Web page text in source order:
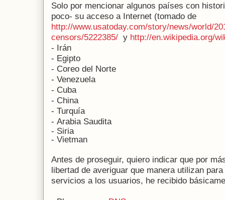
Solo por mencionar algunos países con
poco- su acceso a Internet (tomado de
http://www.usatoday.com/story/news/world/
censors/5222385/ y http://en.wikipedia.org/
- Irán
- Egipto
- Coreo del Norte
- Venezuela
- Cuba
- China
- Turquía
- Arabia Saudita
- Siria
- Vietman
Antes de proseguir, quiero indicar que por
libertad de averiguar que manera utilizan
servicios a los usuarios, he recibido